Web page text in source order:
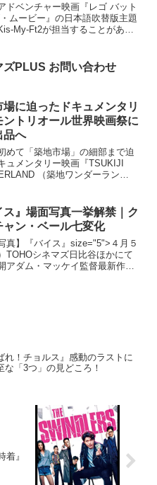
ドベンチャー映画『レゴ バット
ムービー』の日本語吹替版主題
My-Ft2が担当することがあき
悪いヤツらから街を守るレ
ズPLUS お問い合わせ
場に迫ったドキュメンタリ
ントリオール世界映画祭に
品へ
めて「築地市場」の細部まで迫
ュメンタリー映画『TSUKIJI
（築地ワンダーラン
ンペティション対象作品として
こと...
ス』場面写真一挙解禁｜ク
ャン・ベール七変化
真】『バイス』size="5">４月５
TOHOシネマズ日比谷ほかにて
アダム・マッケイ監督最新作
れ！チョルス』感動のラストに
な「3つ」の見どころ！
着』